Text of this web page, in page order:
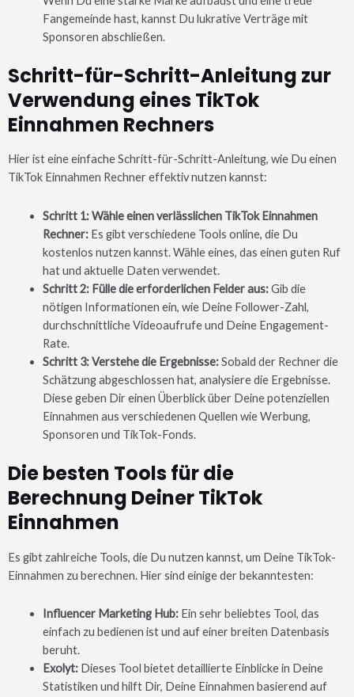
Fangemeinde hast, kannst Du lukrative Verträge mit
Sponsoren abschließen.
Schritt-für-Schritt-Anleitung zur
Verwendung eines TikTok
Einnahmen Rechners
Hier ist eine einfache Schritt-für-Schritt-Anleitung, wie Du einen
TikTok Einnahmen Rechner effektiv nutzen kannst:
Schritt 1: Wähle einen verlässlichen TikTok Einnahmen
Rechner:Es gibt verschiedene Tools online, die Du
kostenlos nutzen kannst. Wähle eines, das einen guten Ruf
hat und aktuelle Daten verwendet.
Schritt 2: Fülle die erforderlichen Felder aus:Gib die
nötigen Informationen ein, wie Deine Follower-Zahl,
durchschnittliche Videoaufrufe und Deine Engagement-
Rate.
Schritt 3: Verstehe die Ergebnisse:Sobald der Rechner die
Schätzung abgeschlossen hat, analysiere die Ergebnisse.
Diese geben Dir einen Überblick über Deine potenziellen
Einnahmen aus verschiedenen Quellen wie Werbung,
Sponsoren und TikTok-Fonds.
Die besten Tools für die
Berechnung Deiner TikTok
Einnahmen
Es gibt zahlreiche Tools, die Du nutzen kannst, um Deine TikTok-
Einnahmen zu berechnen. Hier sind einige der bekanntesten:
Influencer Marketing Hub:Ein sehr beliebtes Tool, das
einfach zu bedienen ist und auf einer breiten Datenbasis
beruht.
Exolyt:Dieses Tool bietet detaillierte Einblicke in Deine
Statistiken und hilft Dir, Deine Einnahmen basierend auf